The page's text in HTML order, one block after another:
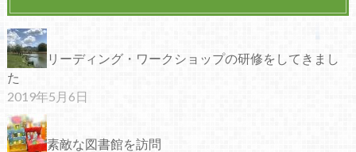
リーディング・ワークショップの研修をしてきまし
た
2019年5月6日
素敵な図書館を訪問